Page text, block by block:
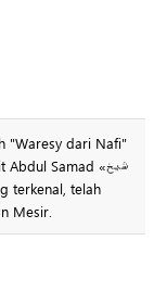
"Waresy dari Nafi"
Mesir.